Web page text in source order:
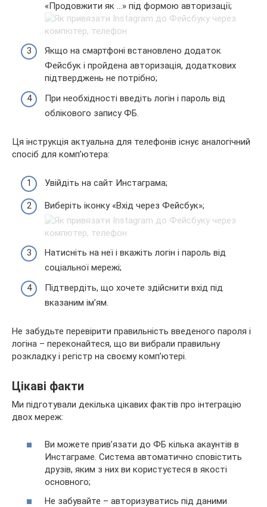
«Продовжити як …» під формою авторизації;
Якщо на смартфоні встановлено додаток
Фейсбук і пройдена авторизація, додаткових
підтверджень не потрібно;
При необхідності введіть логін і пароль від
облікового запису ФБ.
Ця інструкція актуальна для телефонів існує аналогічний
спосіб для комп’ютера:
Увійдіть на сайт Инстаграма;
Виберіть іконку «Вхід через Фейсбук»;
Натисніть на неї і вкажіть логін і пароль від
соціальної мережі;
Підтвердіть, що хочете здійснити вхід під
вказаним ім’ям.
Не забудьте перевірити правильність введеного пароля і
логіна – переконайтеся, що ви вибрали правильну
розкладку і регістр на своєму комп’ютері.
Цікаві факти
Ми підготували декілька цікавих фактів про інтеграцію
двох мереж:
Ви можете прив’язати до ФБ кілька акаунтів в
Инстаграме. Система автоматично сповістить
друзів, яким з них ви користуєтеся в якості
основного;
Не забувайте – авторизуватись під даними